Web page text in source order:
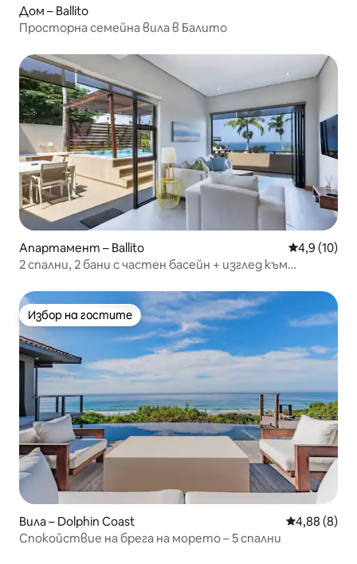
Дом – Ballito
Просторна семейна вила в Балито
Апартамент – Ballito Средна
4,9 (10)
2 спални, 2 бани с частен басейн + изглед към
Избор на гостите
Избор на гостите
Вила – Dolphin Coast Средна
4,88 (8)
Спокойствие на брега на морето – 5 спални